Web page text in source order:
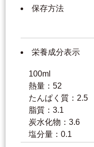
保存方法
栄養成分表示
100ml
熱量：52
たんぱく質：2.5
脂質：3.1
炭水化物：3.6
塩分量：0.1